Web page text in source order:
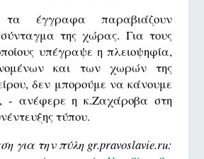
έγγραφα παραβιάζουν
της χώρας. Για τους
υπέγραψε η πλειοψηφία,
και των χωρών της
δεν μπορούμε να κάνουμε
- ανέφερε η κ.Ζαχάροβα στη
τύπου.
για την πύλη gr.pravoslavie.ru: